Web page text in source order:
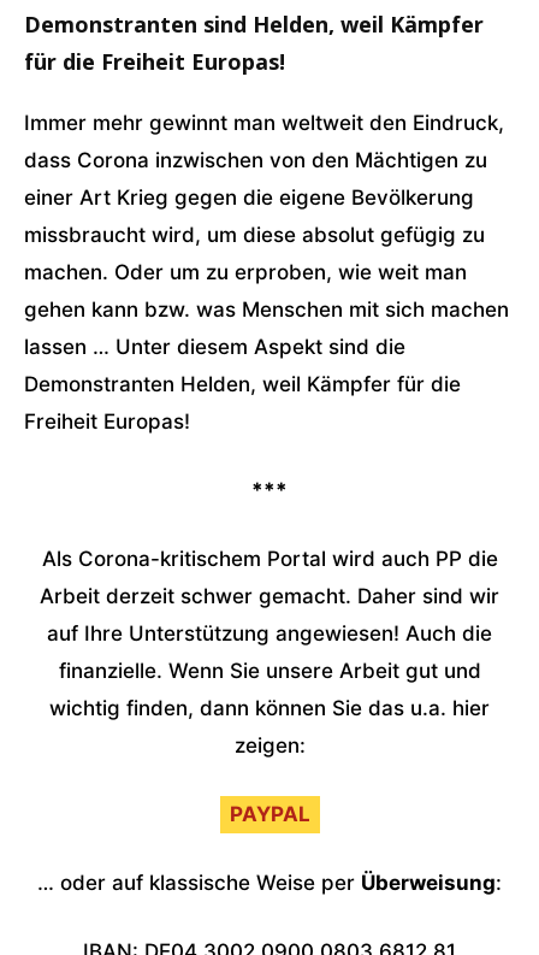
Demonstranten sind Helden, weil Kämpfer
für die Freiheit Europas!
Immer mehr gewinnt man weltweit den Eindruck,
dass Corona inzwischen von den Mächtigen zu
einer Art Krieg gegen die eigene Bevölkerung
missbraucht wird, um diese absolut gefügig zu
machen. Oder um zu erproben, wie weit man
gehen kann bzw. was Menschen mit sich machen
lassen … Unter diesem Aspekt sind die
Demonstranten Helden, weil Kämpfer für die
Freiheit Europas!
***
Als Corona-kritischem Portal wird auch PP die
Arbeit derzeit schwer gemacht. Daher sind wir
auf Ihre Unterstützung angewiesen! Auch die
finanzielle. Wenn Sie unsere Arbeit gut und
wichtig finden, dann können Sie das u.a. hier
zeigen:
PAYPAL
… oder auf klassische Weise per Überweisung: